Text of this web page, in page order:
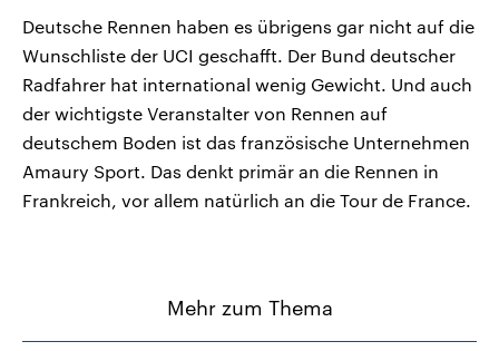
Deutsche Rennen haben es übrigens gar nicht auf die
Wunschliste der UCI geschafft. Der Bund deutscher
Radfahrer hat international wenig Gewicht. Und auch
der wichtigste Veranstalter von Rennen auf
deutschem Boden ist das französische Unternehmen
Amaury Sport. Das denkt primär an die Rennen in
Frankreich, vor allem natürlich an die Tour de France.
Mehr zum Thema